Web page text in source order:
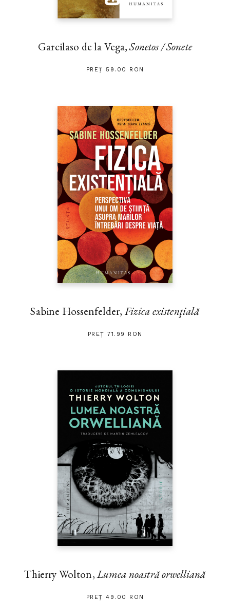
Garcilaso de la Vega,Sonetos / Sonete
PREȚ 59.00 RON
Sabine Hossenfelder, Fizica existenţială
PREȚ 71.99 RON
Thierry Wolton,Lumea noastră orwelliană
PREȚ 49.00 RON